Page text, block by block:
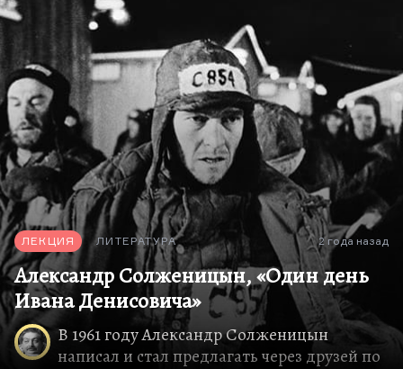
ЛЕКЦИЯ ЛИТЕРАТУРА 2 года назад
Александр Солженицын, «Один день
Ивана Денисовича»
В 1961 году Александр Солженицын
написал и стал предлагать через друзей по